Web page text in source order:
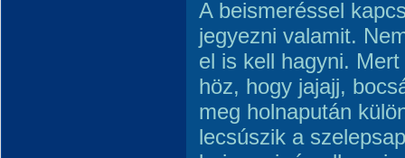
A beismeréssel
jegyezni valamit.
el is kell hagyni. Mert
höz, hogy jajajj,
meg holnapután
lecsúszik a